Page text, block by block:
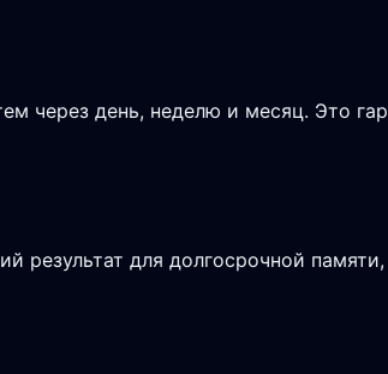
через день, неделю и месяц. Это
результат для долгосрочной